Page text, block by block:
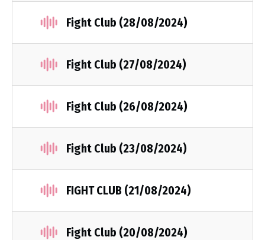
Fight Club (28/08/2024)
Fight Club (27/08/2024)
Fight Club (26/08/2024)
Fight Club (23/08/2024)
FIGHT CLUB (21/08/2024)
Fight Club (20/08/2024)